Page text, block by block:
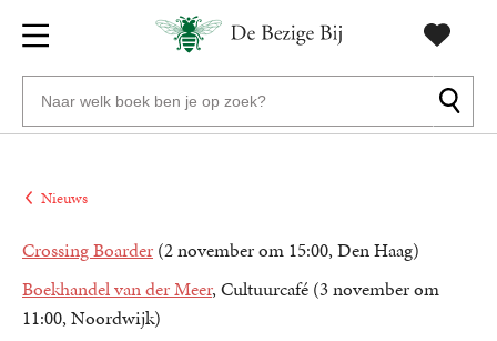
Gratis
verzending
vanaf
20
euro
23:59
volgende
Veiligbetalen
Zoeken
naar
en Nieuws
Crossing Boarder (2 november om 15:00, Den Haag)
Boekhandel van der Meer, Cultuurcafé (3 november om
11:00, Noordwijk)